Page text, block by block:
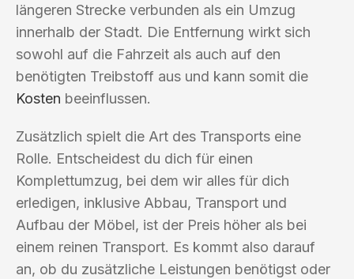
längeren Strecke verbunden als ein Umzug
innerhalb der Stadt. Die Entfernung wirkt sich
sowohl auf die Fahrzeit als auch auf den
benötigten Treibstoff aus und kann somit die
Kosten beeinflussen.
Zusätzlich spielt die Art des Transports eine
Rolle. Entscheidest du dich für einen
Komplettumzug, bei dem wir alles für dich
erledigen, inklusive Abbau, Transport und
Aufbau der Möbel, ist der Preis höher als bei
einem reinen Transport. Es kommt also darauf
an, ob du zusätzliche Leistungen benötigst oder